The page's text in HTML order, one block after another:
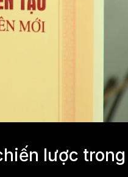
lược